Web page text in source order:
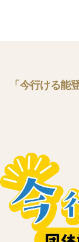
「今行ける能